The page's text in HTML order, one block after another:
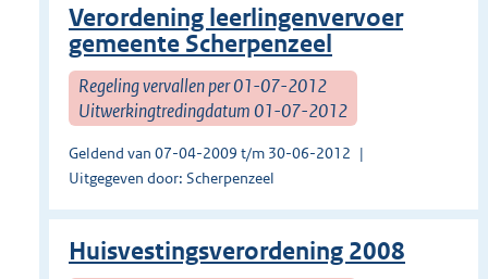
Verordening leerlingenvervoer
gemeente Scherpenzeel
Regeling vervallen per 01-07-2012
Uitwerkingtredingdatum 01-07-2012
Geldend van 07-04-2009 t/m 30-06-2012
Uitgegeven door: Scherpenzeel
Huisvestingsverordening 2008